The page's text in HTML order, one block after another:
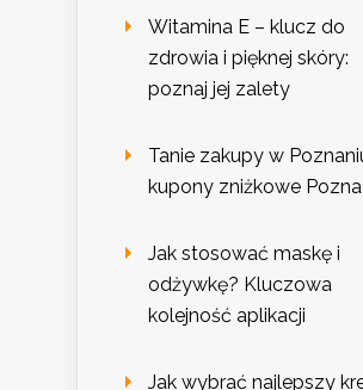
Witamina E – klucz do
zdrowia i pięknej skóry:
poznaj jej zalety
Tanie zakupy w
kupony zniżkowe
Jak stosować maskę i
odżywkę? Kluczowa
kolejność aplikacji
Jak wybrać najlepszy